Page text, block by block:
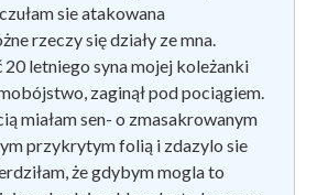
sie atakowana
rzeczy się działy ze mna.
20 letniego syna mojej koleżanki
zaginął pod pociągiem.
miałam sen- o zmasakrowanym
przykrytym folią i zdazylo sie
że gdybym mogla to